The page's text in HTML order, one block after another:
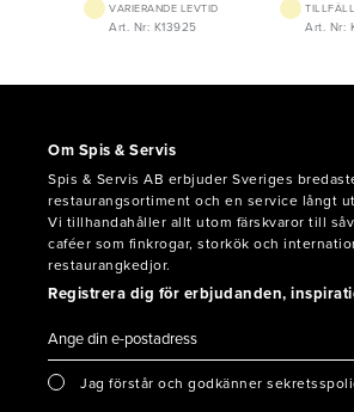
VARIERANDE LEVTID
Art. Nr: K13925 Art. Nr:
Om Spis & Servis
Spis & Servis AB erbjuder Sveriges
restaurangsortiment och en service långt
Vi tillhandahåller allt utom färskvaror till
caféer som finkrogar, storkök och
restaurangkedjor.
Registrera dig för erbjudanden,
Jag förstår och godkänner